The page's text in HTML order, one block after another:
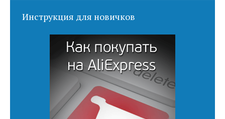
Инструкция для новичков